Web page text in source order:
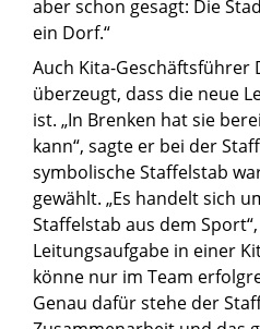
aber schon gesagt: Die
ein Dorf.“
Auch Kita-Geschäftsführer
überzeugt, dass die neue
ist. „In Brenken hat sie
kann“, sagte er bei der
symbolische Staffelstab
gewählt. „Es handelt sich
Staffelstab aus dem
Leitungsaufgabe in einer
könne nur im Team
Genau dafür stehe der